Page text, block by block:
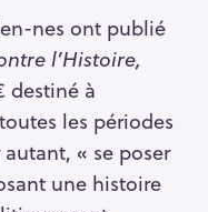
nes ont publié
l’Histoire,
destiné à
les périodes
« se poser
une histoire